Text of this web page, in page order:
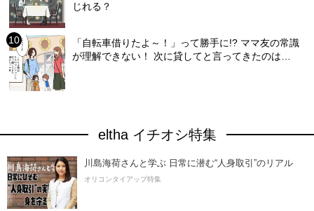
じれる？
「自転車借りたよ～！」って勝手に!? ママ友の常識
が理解できない！ 次に貸してと言ってきたのは…
eltha イチオシ特集
川島海荷さんと学ぶ 日常に潜む“人身取引”のリアル
オリコンタイアップ特集